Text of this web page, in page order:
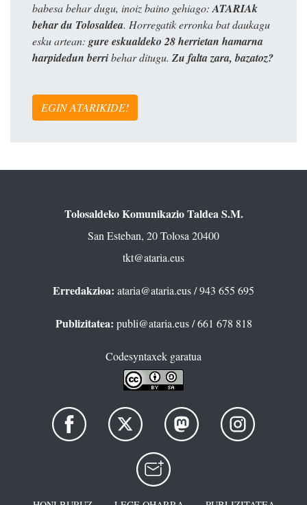
babesa behar dugu, inoiz baino gehiago:ATARIAk
behar du Tolosaldea. Horregatik erronka bat daukagu
esku artean: gure eskualdeko 28 herrietan hamarna
harpidedun berribehar ditugu. Zu falta zara, bazatoz?
EGIN ATARIKIDE!
Tolosaldeko Komunikazio Taldea S.M.
San Esteban, 20 Tolosa 20400
tkt@ataria.eus
Erredakzioa: ataria@ataria.eus/ 943 655 695
Publizitatea: publi@ataria.eus/ 661 678 818
Codesyntaxek garatua